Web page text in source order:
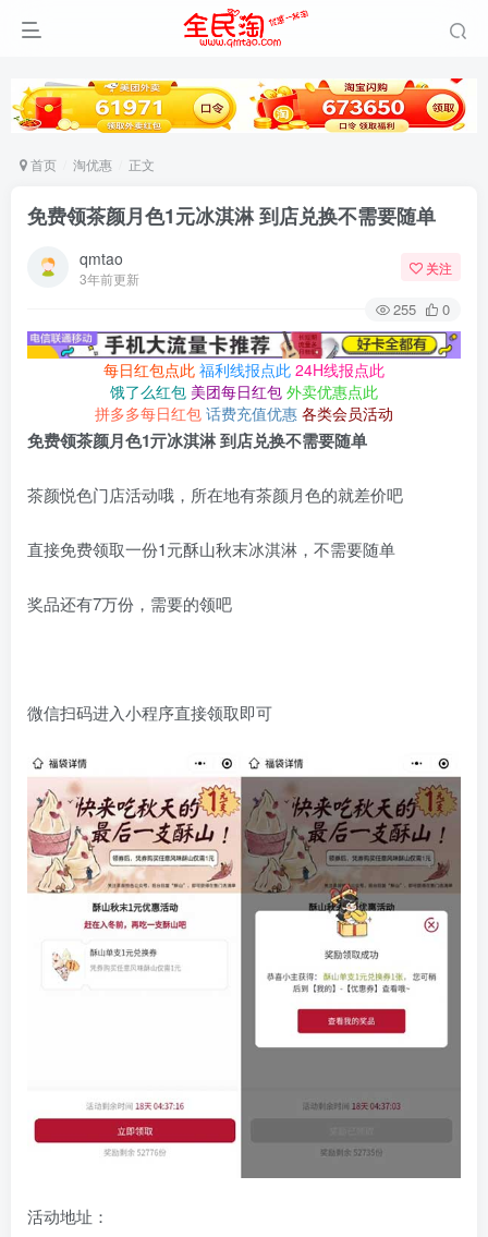
首页 淘优惠 正文
免费领茶颜月色1元冰淇淋 到店兑换不需要随单
qmtao
3年前更新
关注
255 0
每日红包点此 福利线报点此 24H线报点此
饿了么红包 美团每日红包 外卖优惠点此
拼多多每日红包 话费充值优惠 各类会员活动
免费领茶颜月色1亓冰淇淋 到店兑换不需要随单
茶颜悦色门店活动哦，所在地有茶颜月色的就差价吧
直接免费领取一份1元酥山秋末冰淇淋，不需要随单
奖品还有7万份，需要的领吧
微信扫码进入小程序直接领取即可
活动地址：